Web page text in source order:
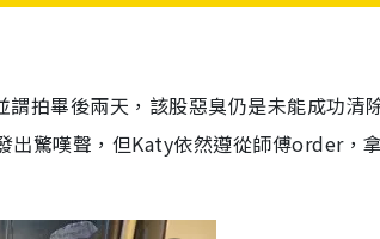
拍畢後兩天，該股惡臭仍是未能成功清
驚嘆聲，但Katy依然遵從師傅order，